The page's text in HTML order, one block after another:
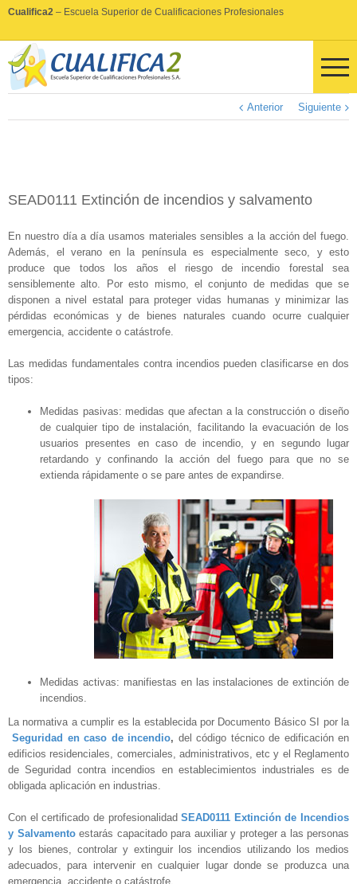
Cualifica2 – Escuela Superior de Cualificaciones Profesionales
Anterior Siguiente
SEAD0111 Extinción de incendios y salvamento
En nuestro día a día usamos materiales sensibles a la acción del fuego.
Además, el verano en la península es especialmente seco, y esto
produce que todos los años el riesgo de incendio forestal sea
sensiblemente alto. Por esto mismo, el conjunto de medidas que se
disponen a nivel estatal para proteger vidas humanas y minimizar las
pérdidas económicas y de bienes naturales cuando ocurre cualquier
emergencia, accidente o catástrofe.
Las medidas fundamentales contra incendios pueden clasificarse en dos
tipos:
Medidas pasivas: medidas que afectan a la construcción o diseño
de cualquier tipo de instalación, facilitando la evacuación de los
usuarios presentes en caso de incendio, y en segundo lugar
retardando y confinando la acción del fuego para que no se
extienda rápidamente o se pare antes de expandirse.
Medidas activas: manifiestas en las instalaciones de extinción de
incendios.
La normativa a cumplir es la establecida por Documento Básico SI por la
Seguridad en caso de incendio, del código técnico de edificación en
edificios residenciales, comerciales, administrativos, etc y el Reglamento
de Seguridad contra incendios en establecimientos industriales es de
obligada aplicación en industrias.
Con el certificado de profesionalidadSEAD0111 Extinción de Incendios
y Salvamento estarás capacitado para auxiliar y proteger a las personas
y los bienes, controlar y extinguir los incendios utilizando los medios
adecuados, para intervenir en cualquier lugar donde se produzca una
emergencia, accidente o catástrofe.